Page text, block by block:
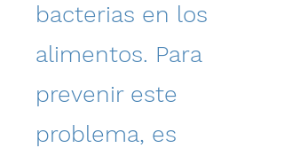
bacterias en los
alimentos. Para
prevenir este
problema, es